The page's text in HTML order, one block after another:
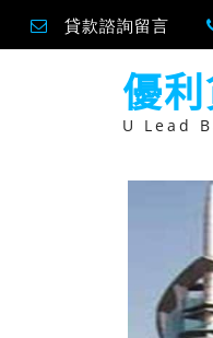
貸款諮詢留言
優
U Lead